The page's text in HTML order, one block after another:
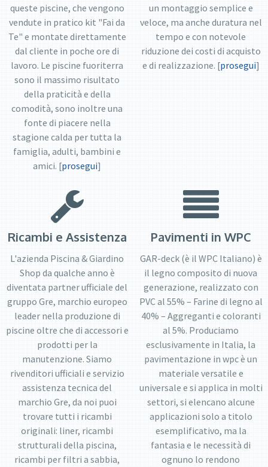
queste piscine, che vengono
vendute in pratico kit "Fai da
Te" e montate direttamente
dal cliente in poche ore di
lavoro. Le piscine fuoriterra
sono il massimo risultato
della praticità e della
comodità, sono inoltre una
fonte di piacere nella
stagione calda per tutta la
famiglia, adulti, bambini e
amici. [prosegui]
un montaggio semplice e
veloce, ma anche duratura nel
tempo e con notevole
riduzione dei costi di acquisto
e di realizzazione. [prosegui]
Ricambi e Assistenza
L'azienda Piscina & Giardino
Shop da qualche anno è
diventata partner ufficiale del
gruppo Gre, marchio europeo
leader nella produzione di
piscine oltre che di accessori e
prodotti per la
manutenzione. Siamo
rivenditori ufficiali e servizio
assistenza tecnica del
marchio Gre, da noi puoi
trovare tutti i ricambi
originali: liner, ricambi
strutturali della piscina,
ricambi per filtri a sabbia,
Pavimenti in WPC
GAR-deck (è il WPC Italiano) è
il legno composito di nuova
generazione, realizzato con
PVC al 55% – Farine di legno al
40% – Aggreganti e coloranti
al 5%. Produciamo
esclusivamente in Italia, la
pavimentazione in wpc è un
materiale versatile e
universale e si applica in molti
settori, si elencano alcune
applicazioni solo a titolo
esemplificativo, ma la
fantasia e le necessità di
ognuno lo rendono